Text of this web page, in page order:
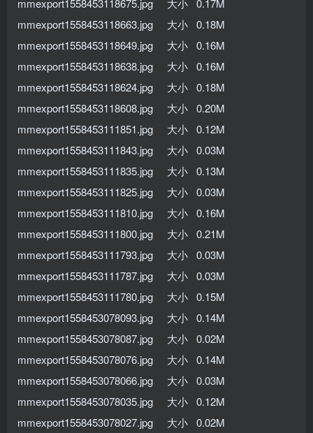
mmexport1558453118675.jpg 大小 0.17M
mmexport1558453118663.jpg 大小 0.18M
mmexport1558453118649.jpg 大小 0.16M
mmexport1558453118638.jpg 大小 0.16M
mmexport1558453118624.jpg 大小 0.18M
mmexport1558453118608.jpg 大小 0.20M
mmexport1558453111851.jpg 大小 0.12M
mmexport1558453111843.jpg 大小 0.03M
mmexport1558453111835.jpg 大小 0.13M
mmexport1558453111825.jpg 大小 0.03M
mmexport1558453111810.jpg 大小 0.16M
mmexport1558453111800.jpg 大小 0.21M
mmexport1558453111793.jpg 大小 0.03M
mmexport1558453111787.jpg 大小 0.03M
mmexport1558453111780.jpg 大小 0.15M
mmexport1558453078093.jpg 大小 0.14M
mmexport1558453078087.jpg 大小 0.02M
mmexport1558453078076.jpg 大小 0.14M
mmexport1558453078066.jpg 大小 0.03M
mmexport1558453078035.jpg 大小 0.12M
mmexport1558453078027.jpg 大小 0.02M